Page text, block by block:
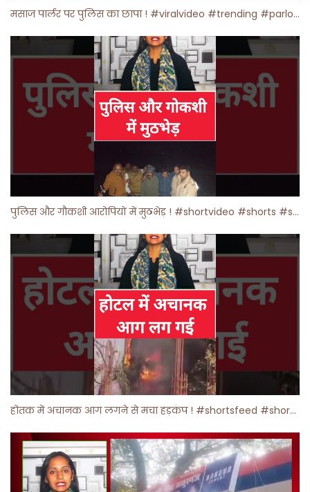
मसाज पार्लर पर पुलिस का छापा ! #viralvideo #trending #parlour
पुलिस और गौकशी आरोपियों में मुठभेड़ ! #shortvideo #shorts #shortsfeed
होतक में अचानक आग लगने से मचा हड़कंप ! #shortsfeed #shorts #viralshorts